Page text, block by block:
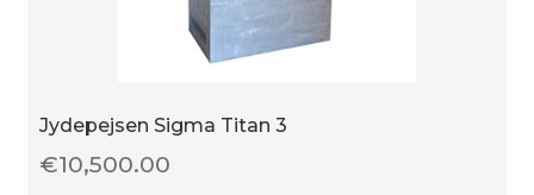
Jydepejsen Sigma Titan 3
€10,500.00